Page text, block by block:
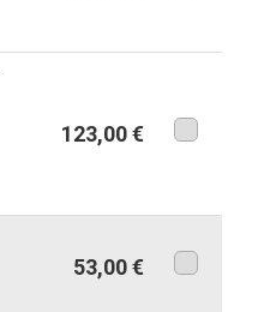
123,00 €
53,00 €